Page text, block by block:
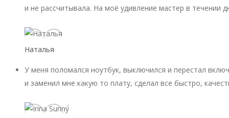
и не рассчитывала. На моё удивление мастер в течении
Наталья
У меня поломался ноутбук, выключился и перестал
и заменил мне какую то плату, сделал все быстро,